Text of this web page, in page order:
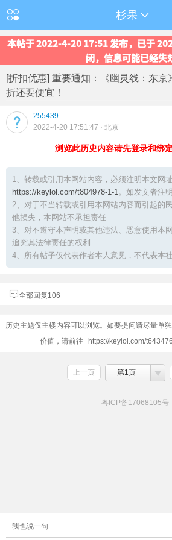
杉果
本帖于 2022-4-20 17:51 发布，已于
闭，信息可能已经失
[折扣优惠] 重要通知：《幽灵线：东
折还要便宜！
255439
2022-4-20 17:51:47 · 北京
浏览此历史内容请先登录和绑
1、转载或引用本网站内容，必须注明本文网址
https://keylol.com/t804978-1-1。如发文者注
2、对于不当转载或引用本网站内容而引起的
他损失，本网站不承担责任
3、对不遵守本声明或其他违法、恶意使用本
追究其法律责任的权利
4、所有帖子仅代表作者本人意见，不代表本
全部回复106
历史主题仅主楼内容可以浏览。如要提问请尽量单
价值，请前往
https://keylol.com/
上一页 第1页
粤ICP备17068105号